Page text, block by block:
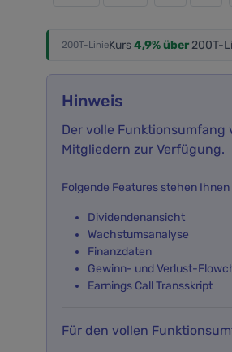
200T-LinieKurs4,9% über200T-
Hinweis
Der volle
Mitgliedern zur Verfügung.
Folgende Features stehen
Dividendenansicht
Wachstumsanalyse
Finanzdaten
Gewinn- und Verlust-
Earnings Call Transskript
Für den vollen